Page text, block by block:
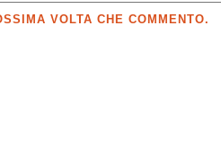
VOLTA CHE COMMENTO.